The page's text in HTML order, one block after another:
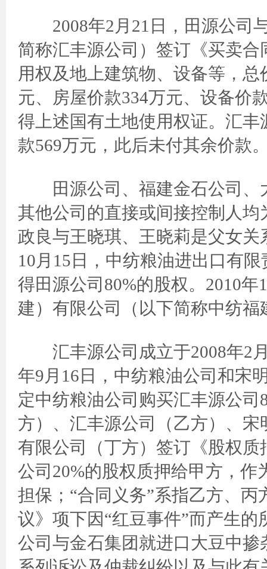
2008年2月21日，田源公司
简称汇丰源公司）签订《买卖
用权及地上建筑物、设备等，
元、房屋价款334万元、设备价
得上述国有土地使用权证。汇
款569万元，此后未付其余价款
田源公司、福建金石公司、
其他公司的直接或间接控制人
政良与王晓琪、王晓莉是父女
10月15日，中纺粮油进出口有
得田源公司80%的股权。2010
建）有限公司（以下简称中纺福
汇丰源公司成立于2008年2月
年9月16日，中纺粮油公司和宋
定中纺粮油公司购买汇丰源公
方）、汇丰源公司（乙方）、
有限公司（丁方）签订《股权
公司20%的股权质押给甲方，作
担保；“合同义务”系指乙方、
议》项下因“红豆事件”而产生
公司与金石集团就进口大豆中